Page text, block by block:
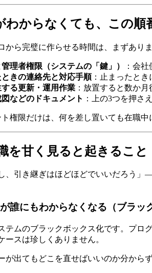
わからなくても、この順
から完璧に作らせる時間は、まずあり
理者権限（システムの「鍵」）
：会
きの連絡先と対応手順：止まったとき
る更新・運用作業 ：放置すると数か
などのドキュメント ：上の3つを押さ
権限だけは、何を差し置いても在職
を甘く見ると起きること
、引き継ぎはほどほどでいいだろう
誰にもわからなくなる（ブラッ
テムのブラックボックス化です。プロ
ースは珍しくありません。
が出てもどこを直せばいいのか分から